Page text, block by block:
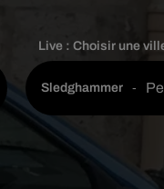
Live :Choisir une
Sledghammer -